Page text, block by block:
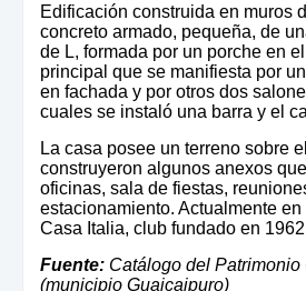
Edificación construida en muros
concreto armado, pequeña, de
de L, formada por un porche en
principal que se manifiesta por
en fachada y por otros dos
cuales se instaló una barra y el
La casa posee un terreno sobre
construyeron algunos anexos
oficinas, sala de fiestas,
estacionamiento. Actualmente
Casa Italia, club fundado en
Fuente: Catálogo del
(municipio Guaicaipuro)